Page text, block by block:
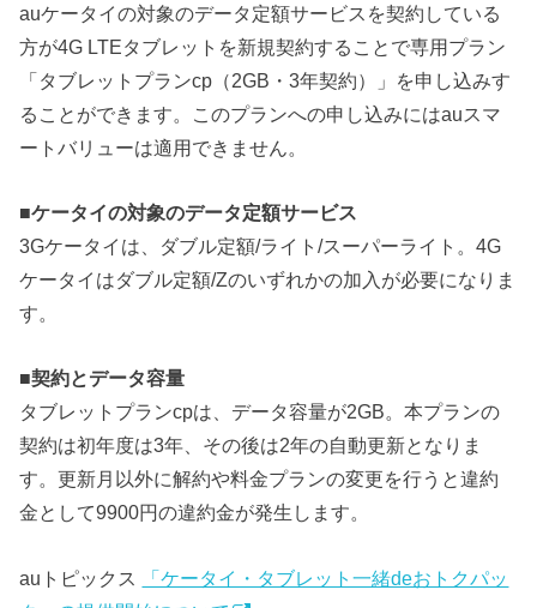
auケータイの対象のデータ定額サービスを契約している
方が4G LTEタブレットを新規契約することで専用プラン
「タブレットプランcp（2GB・3年契約）」を申し込みす
ることができます。このプランへの申し込みにはauスマ
ートバリューは適用できません。
■ケータイの対象のデータ定額サービス
3Gケータイは、ダブル定額/ライト/スーパーライト。4G
ケータイはダブル定額/Zのいずれかの加入が必要になりま
す。
■契約とデータ容量
タブレットプランcpは、データ容量が2GB。本プランの
契約は初年度は3年、その後は2年の自動更新となりま
す。更新月以外に解約や料金プランの変更を行うと違約
金として9900円の違約金が発生します。
auトピックス
「ケータイ・タブレット一緒deおトクパッ